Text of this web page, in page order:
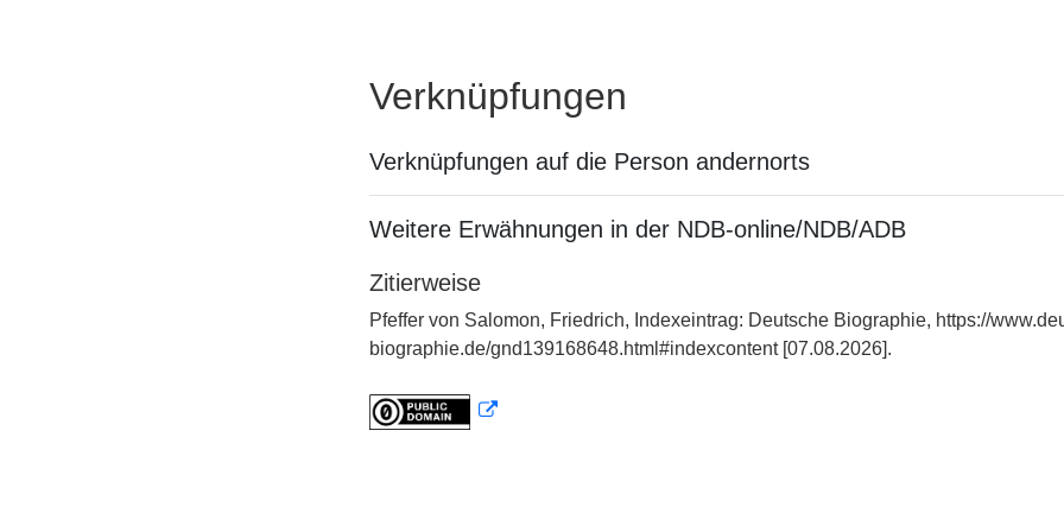
Verknüpfungen
Verknüpfungen auf die Person andernorts
Weitere Erwähnungen in der NDB-online/NDB/ADB
Zitierweise
Pfeffer von Salomon, Friedrich, Indexeintrag: Deutsche Biographie, https://
biographie.de/gnd139168648.html#indexcontent [07.08.2026].